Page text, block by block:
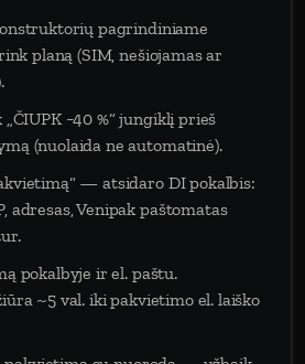
pagrindiniame
planą (SIM, nešiojamas ar
−40 %“ jungiklį prieš
(nuolaida ne automatinė).
— atsidaro DI pokalbis:
adresas, Venipak paštomatas
pokalbyje ir el. paštu.
~5 val. iki pakvietimo el. laiško